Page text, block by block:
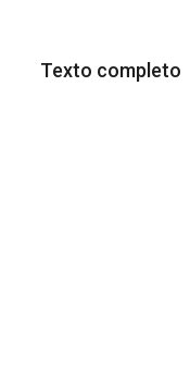
Texto completo